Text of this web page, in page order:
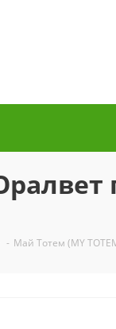
- Май Тотем (MY